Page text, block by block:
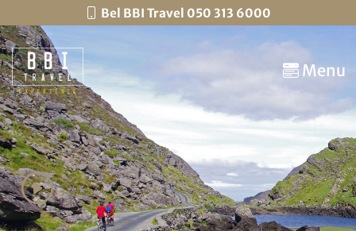
Bel BBI Travel 050 313 6000
Menu